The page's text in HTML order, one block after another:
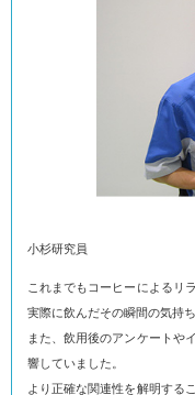
小杉研究員
これまでもコーヒーによるリ
実際に飲んだその瞬間の気持
また、飲用後のアンケートや
響していました。
より正確な関連性を解明する